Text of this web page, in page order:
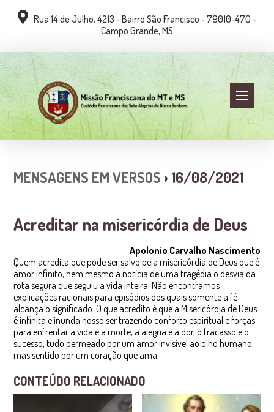
Rua 14 de Julho, 4213 - Bairro São Francisco - 79010-470 -
Campo Grande, MS
MENSAGENS EM VERSOS › 16/08/2021
Acreditar na misericórdia de Deus
Apolonio Carvalho Nascimento
Quem acredita que pode ser salvo pela misericórdia de Deus que é
amor infinito, nem mesmo a notícia de uma tragédia o desvia da
rota segura que seguiu a vida inteira. Não encontramos
explicações racionais para episódios dos quais somente a fé
alcança o significado. O que acredito é que a Misericórdia de Deus
é infinita e inunda nosso ser trazendo conforto espiritual e forças
para enfrentar a vida e a morte, a alegria e a dor, o fracasso e o
sucesso, tudo permeado por um amor invisível ao olho humano,
mas sentido por um coração que ama.
CONTEÚDO RELACIONADO